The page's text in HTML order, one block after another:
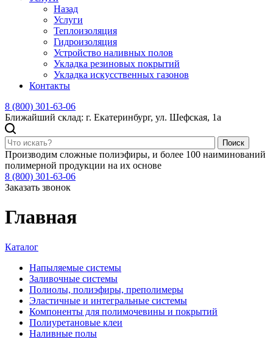
Назад
Услуги
Теплоизоляция
Гидроизоляция
Устройство наливных полов
Укладка резиновых покрытий
Укладка искусственных газонов
Контакты
8 (800) 301-63-06
Ближайший склад: г. Екатеринбург, ул. Шефская, 1а
Поиск
Производим сложные полиэфиры, и более 100 наиминований
полимерной продукции на их основе
8 (800) 301-63-06
Заказать звонок
Главная
Каталог
Напыляемые системы
Заливочные системы
Полиолы, полиэфиры, преполимеры
Эластичные и интегральные системы
Компоненты для полимочевины и покрытий
Полиуретановые клеи
Наливные полы